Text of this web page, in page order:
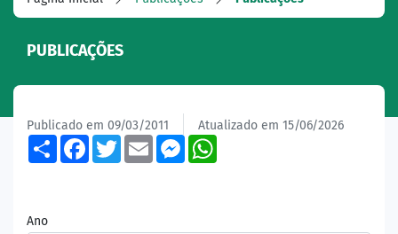
PUBLICAÇÕES
Publicado em 09/03/2011 Atualizado em 15/06/2026
ShareFacebook
TwitterEmailMessenger
Ano